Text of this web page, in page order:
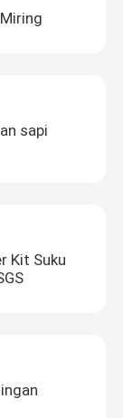
sapi
Kit Suku